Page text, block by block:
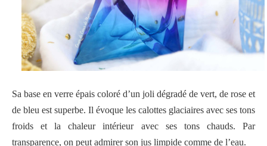
Sa base en verre épais coloré d’un joli dégradé de vert, de rose et
de bleu est superbe. Il évoque les calottes glaciaires avec ses tons
froids et la chaleur intérieur avec ses tons chauds. Par
transparence, on peut admirer son jus limpide comme de l’eau.